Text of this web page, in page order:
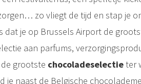
zo vliegt de tijd en stap je
dat je op Brussels Airport de
aan parfums,
grootste chocoladeselectieter
je naast de Belgische